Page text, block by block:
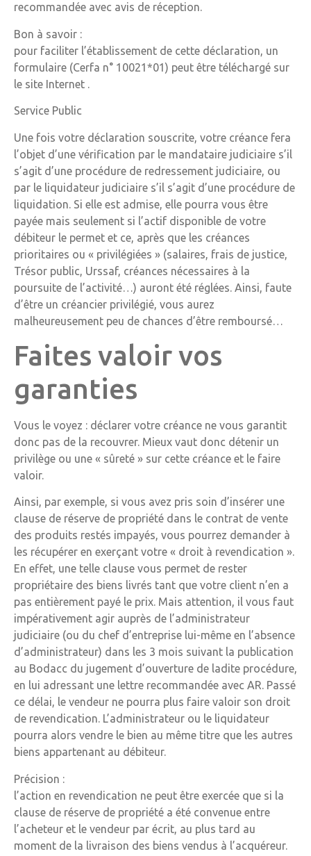
recommandée avec avis de réception.
Bon à savoir :
pour faciliter l’établissement de cette déclaration, un
formulaire (Cerfa n° 10021*01) peut être téléchargé sur
le site Internet .
Service Public
Une fois votre déclaration souscrite, votre créance fera
l’objet d’une vérification par le mandataire judiciaire s’il
s’agit d’une procédure de redressement judiciaire, ou
par le liquidateur judiciaire s’il s’agit d’une procédure de
liquidation. Si elle est admise, elle pourra vous être
payée mais seulement si l’actif disponible de votre
débiteur le permet et ce, après que les créances
prioritaires ou « privilégiées » (salaires, frais de justice,
Trésor public, Urssaf, créances nécessaires à la
poursuite de l’activité…) auront été réglées. Ainsi, faute
d’être un créancier privilégié, vous aurez
malheureusement peu de chances d’être remboursé…
Faites valoir vos
garanties
Vous le voyez : déclarer votre créance ne vous garantit
donc pas de la recouvrer. Mieux vaut donc détenir un
privilège ou une « sûreté » sur cette créance et le faire
valoir.
Ainsi, par exemple, si vous avez pris soin d’insérer une
clause de réserve de propriété dans le contrat de vente
des produits restés impayés, vous pourrez demander à
les récupérer en exerçant votre « droit à revendication ».
En effet, une telle clause vous permet de rester
propriétaire des biens livrés tant que votre client n’en a
pas entièrement payé le prix. Mais attention, il vous faut
impérativement agir auprès de l’administrateur
judiciaire (ou du chef d’entreprise lui-même en l’absence
d’administrateur) dans les 3 mois suivant la publication
au Bodacc du jugement d’ouverture de ladite procédure,
en lui adressant une lettre recommandée avec AR. Passé
ce délai, le vendeur ne pourra plus faire valoir son droit
de revendication. L’administrateur ou le liquidateur
pourra alors vendre le bien au même titre que les autres
biens appartenant au débiteur.
Précision :
l’action en revendication ne peut être exercée que si la
clause de réserve de propriété a été convenue entre
l’acheteur et le vendeur par écrit, au plus tard au
moment de la livraison des biens vendus à l’acquéreur.